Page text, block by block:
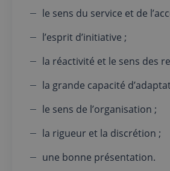
le sens du service et de
l’esprit d’initiative ;
la réactivité et le sens des
la grande capacité
le sens de l’organisation ;
la rigueur et la discrétion ;
une bonne présentation.